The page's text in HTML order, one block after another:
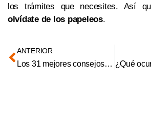
los trámites que necesites. Así
olvídate de los papeleos.
ANTERIOR
Los 31 mejores consejos para emprendedores